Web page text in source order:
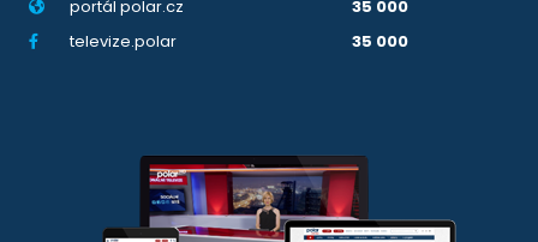
portál polar.cz
35 000
televize.polar
35 000